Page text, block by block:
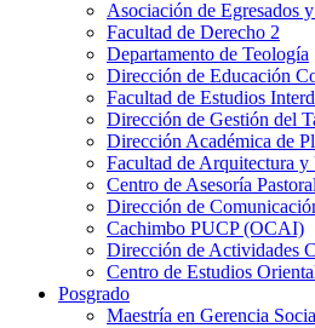
Asociación de Egresados
Facultad de Derecho 2
Departamento de Teología
Dirección de Educación
Facultad de Estudios
Dirección de Gestión del
Dirección Académica de
Facultad de Arquitectura y
Centro de Asesoría
Dirección de
Cachimbo PUCP (OCAI)
Dirección de Actividades
Centro de Estudios
Posgrado
Maestría en Gerencia